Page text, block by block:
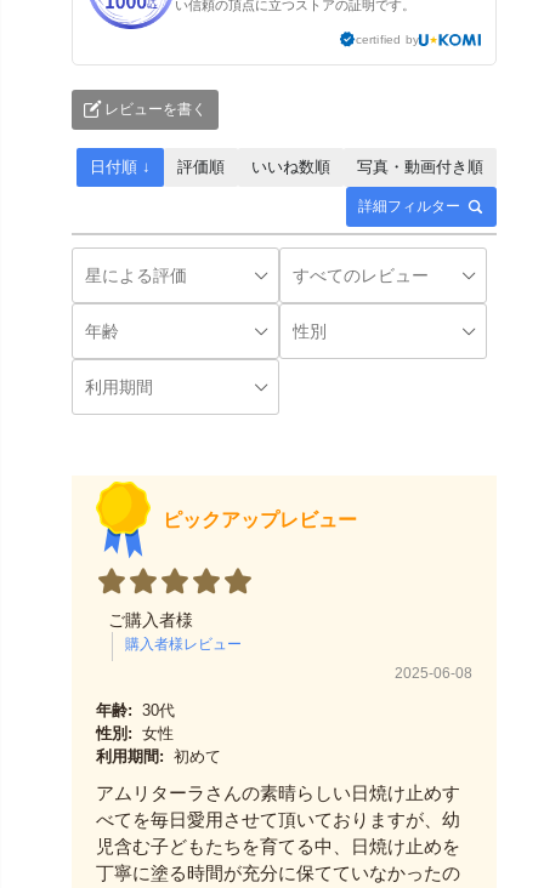
い信頼の頂点に立つストアの証明です。
certified by
レビューを書く
詳細フィルター
日付順 ↓ 評価順 いいね数順 写真・動画付き順
ピックアップレビュー
ご購入者様
2025-06-08
年齢: 30代
性別: 女性
利用期間: 初めて
アムリターラさんの素晴らしい日焼け止めす
べてを毎日愛用させて頂いておりますが、幼
児含む子どもたちを育てる中、日焼け止めを
丁寧に塗る時間が充分に保てていなかったの